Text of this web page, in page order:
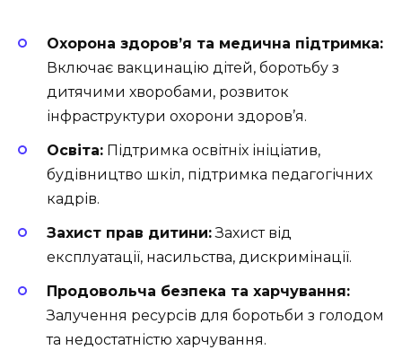
Охорона здоров’я та медична підтримка:
Включає вакцинацію дітей, боротьбу з
дитячими хворобами, розвиток
інфраструктури охорони здоров’я.
Освіта: Підтримка освітніх ініціатив,
будівництво шкіл, підтримка педагогічних
кадрів.
Захист прав дитини:Захист від
експлуатації, насильства, дискримінації.
Продовольча безпека та харчування:
Залучення ресурсів для боротьби з голодом
та недостатністю харчування.